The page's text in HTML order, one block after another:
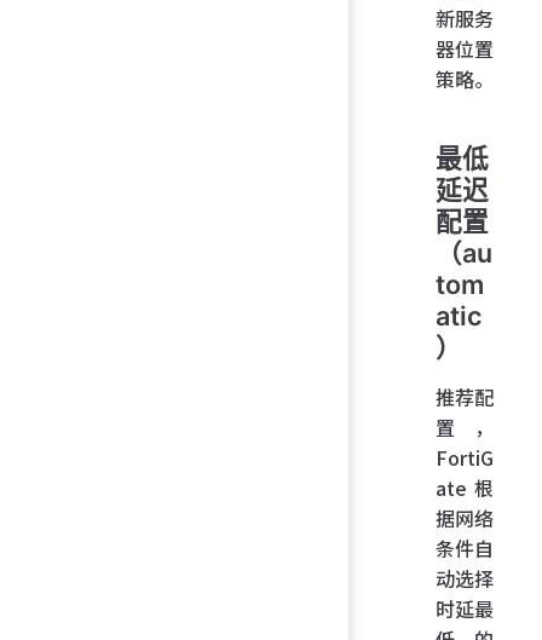
新服务
器位置
策略。
最低
延迟
配置
（au
tom
atic
）
推荐配
置，
FortiG
ate 根
据网络
条件自
动选择
时延最